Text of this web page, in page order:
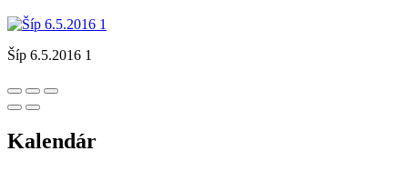
Šíp 6.5.2016 1
Kalendár